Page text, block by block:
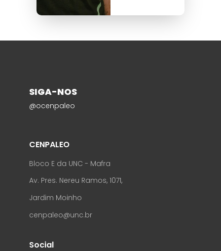
SIGA-NOS
@ocenpaleo
CENPALEO
Bloco E da UNC - Mafra
Av. Pres. Nereu Ramos, 1071,
Jardim Moinho
cenpaleo@unc.br
Social